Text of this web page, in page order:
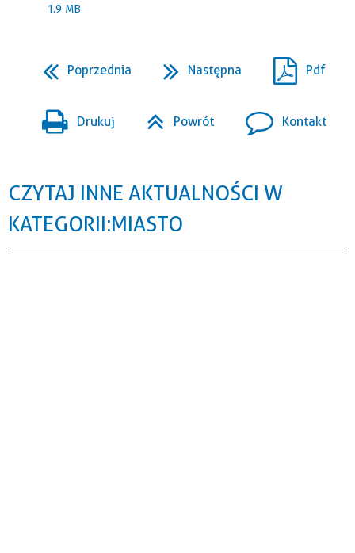
1.9 MB
Poprzednia Następna Pdf
Drukuj Powrót Kontakt
CZYTAJ INNE AKTUALNOŚCI W
KATEGORII: MIASTO